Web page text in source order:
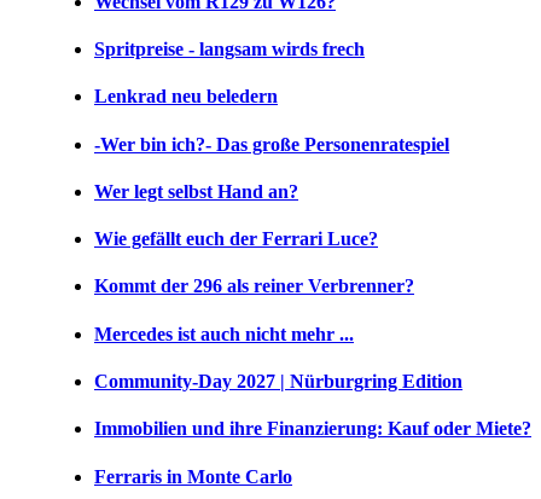
Spritpreise - langsam wirds frech
Lenkrad neu beledern
-Wer bin ich?- Das große Personenratespiel
Wer legt selbst Hand an?
Wie gefällt euch der Ferrari Luce?
Kommt der 296 als reiner Verbrenner?
Mercedes ist auch nicht mehr ...
Community-Day 2027 | Nürburgring Edition
Immobilien und ihre Finanzierung: Kauf oder Miete?
Ferraris in Monte Carlo